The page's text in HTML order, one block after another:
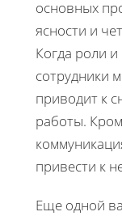
основных
ясности и
Когда роли
сотрудники
приводит к
работы.
привести к
Еще одной